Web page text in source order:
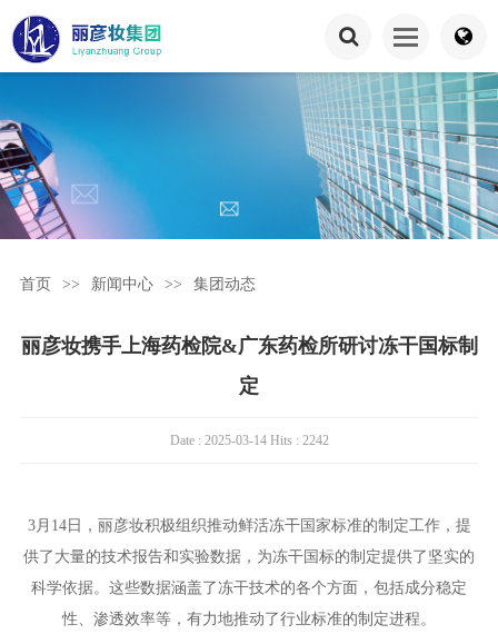
首页 >> 新闻中心 >> 集团动态
丽彦妆携手上海药检院&广东药检所研讨冻干国标制
定
Date : 2025-03-14 Hits : 2242
3月14日，丽彦妆积极组织推动鲜活冻干国家标准的制定工作，提
供了大量的技术报告和实验数据，为冻干国标的制定提供了坚实的
科学依据。这些数据涵盖了冻干技术的各个方面，包括成分稳定
性、渗透效率等，有力地推动了行业标准的制定进程。